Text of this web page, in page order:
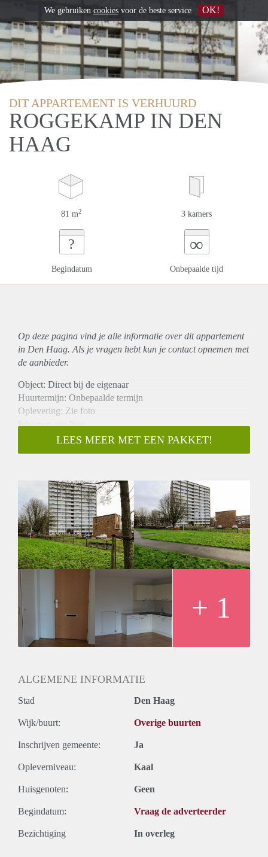
DIT APPARTEMENT IS VERHUURD
ROGGEKAMP IN DEN
HAAG
81 m2 3 kamers
?
Begindatum
∞
Onbepaalde tijd
Op deze pagina vind je alle informatie over ditappartement
in Den Haag. Als je vragen hebt kun je contact opnemen met
de aanbieder.
Object: Direct bij de eigenaar
Huurtermijn: Onbepaalde termijn
Oplevering: Zie foto
Inkomen eis: Nee
Garantiestelling mogelijk: Nee
Borg: 1 Maand
Huisdieren toegestaan: Afhankelijk van de Eigenaar
Huurtoeslag grens: Ja
Geschikt voor studenten: Afhankelijk van de Eigenaar
LEES MEER MET EEN PAKKET!
+ 1
ALGEMENE INFORMATIE
Stad Den Haag
Wijk/buurt: Overige buurten
Inschrijven gemeente: Ja
Opleverniveau: Kaal
Huisgenoten: Geen
Begindatum: Vraag de adverteerder
Bezichtiging In overleg
We gebruiken cookies voor de beste service OK!